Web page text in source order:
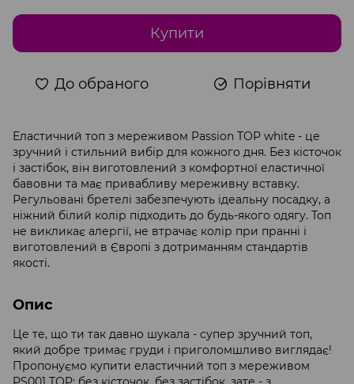
Купити
До обраного Порівняти
Еластичний топ з мереживом Passion TOP white - це
зручний і стильний вибір для кожного дня. Без кісточок
і застібок, він виготовлений з комфортної еластичної
бавовни та має привабливу мереживну вставку.
Регульовані бретелі забезпечують ідеальну посадку, а
ніжний білий колір підходить до будь-якого одягу. Топ
не викликає алергії, не втрачає колір при пранні і
виготовлений в Європі з дотриманням стандартів
якості.
Опис
Це те, що ти так давно шукала - супер зручний топ,
який добре тримає груди і приголомшливо виглядає!
Пропонуємо купити еластичний топ з мереживом